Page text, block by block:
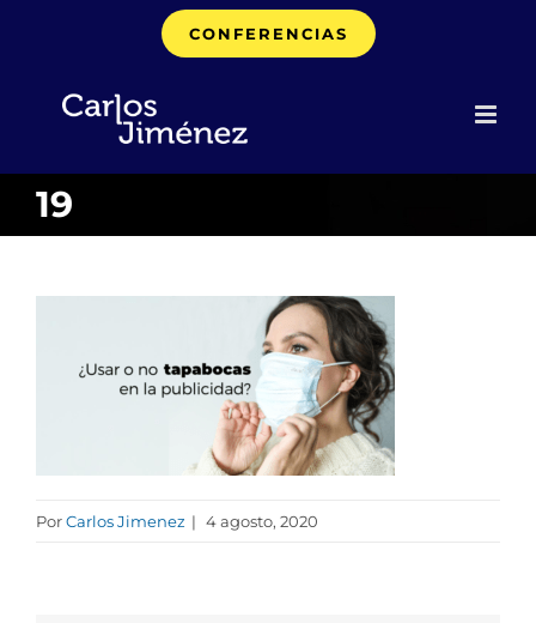
CONFERENCIAS
19
PorCarlos Jimenez | 4 agosto, 2020